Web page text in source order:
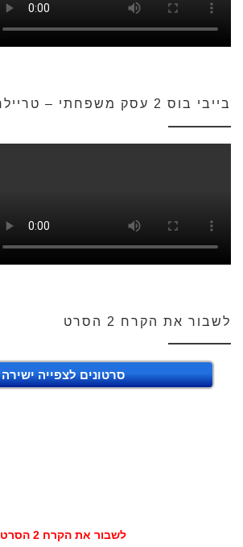
בייבי בוס 2 עסק משפחתי – טריילר רשמי מדובב
לשבור את הקרח 2 הסרט
סרטונים לצפייה ישירה
לשבור את הקרח 2 הסרט